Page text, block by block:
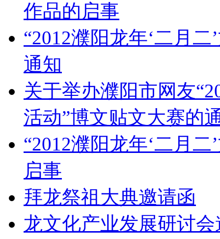
作品的启事
“2012濮阳龙年‘二月
通知
关于举办濮阳市网友
活动”博文贴文大赛的
“2012濮阳龙年‘二月
启事
拜龙祭祖大典邀请函
龙文化产业发展研讨